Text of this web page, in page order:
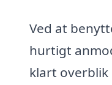
Ved at
hurtigt
klart overblik